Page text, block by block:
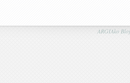
ARGIAko